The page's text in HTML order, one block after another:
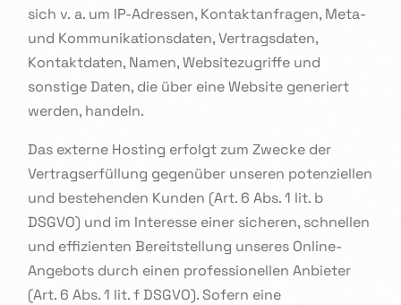
sich v. a. um IP-Adressen, Kontaktanfragen, Meta-
und Kommunikationsdaten, Vertragsdaten,
Kontaktdaten, Namen, Websitezugriffe und
sonstige Daten, die über eine Website generiert
werden, handeln.
Das externe Hosting erfolgt zum Zwecke der
Vertragserfüllung gegenüber unseren potenziellen
und bestehenden Kunden (Art. 6 Abs. 1 lit. b
DSGVO) und im Interesse einer sicheren, schnellen
und effizienten Bereitstellung unseres Online-
Angebots durch einen professionellen Anbieter
(Art. 6 Abs. 1 lit. f DSGVO). Sofern eine